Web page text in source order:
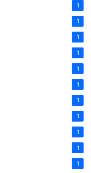
1
1
1
1
1
1
1
1
1
1
1